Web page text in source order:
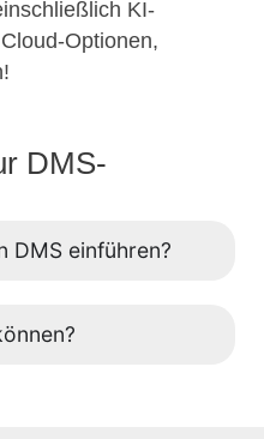
KI-
Optionen,
DMS-
DMS einführen?